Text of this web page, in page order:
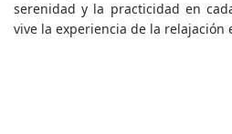
serenidad y la practicidad en
vive la experiencia de la relajación